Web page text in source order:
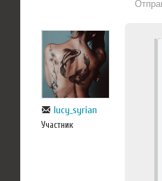
lucy_syrian
Участник